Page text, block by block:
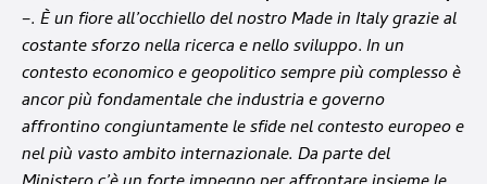
–. È un fiore all’occhiello del nostro Made in Italy grazie al
costante sforzo nella ricerca e nello sviluppo.In un
contesto economico e geopolitico sempre più complesso è
ancor più fondamentale che industria e governo
affrontino congiuntamente le sfide nel contesto europeo e
nel più vasto ambito internazionale. Da parte del